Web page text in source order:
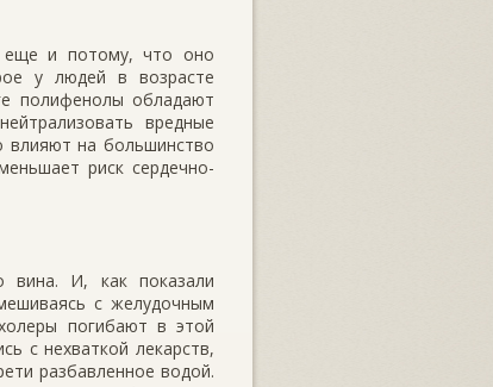
еще и потому, что оно
у людей в возрасте
полифенолы обладают
вредные
влияют на большинство
риск сердечно-
вина. И, как показали
с желудочным
погибают в этой
с нехваткой лекарств,
разбавленное водой.